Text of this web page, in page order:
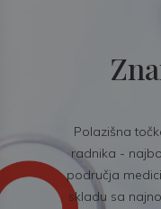
Polazišna
radnika -
područja
skladu sa